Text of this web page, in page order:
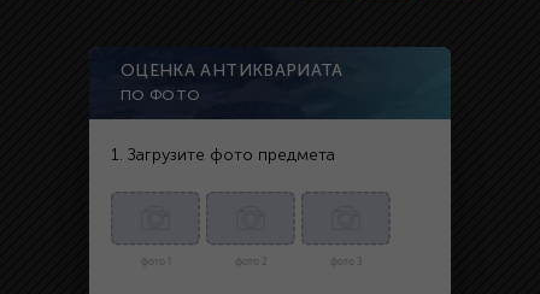
ОЦЕНКА АНТИКВАРИАТА
ПО ФОТО
1. Загрузите фото предмета
фото 1 фото 2 фото 3